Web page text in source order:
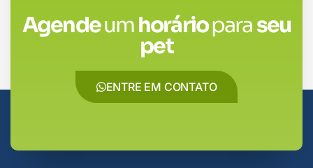
Agendeumhorárioparaseu
pet
ENTRE EM CONTATO